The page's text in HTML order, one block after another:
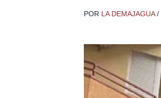
POR LA DEMAJAGUA/